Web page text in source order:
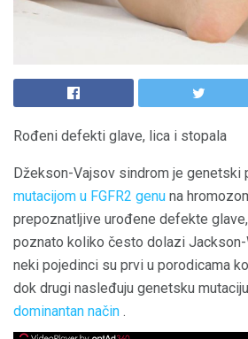
Rođeni defekti glave, lica i stopala
Džekson-Vajsov sindrom je genetski
mutacijom u FGFR2 genu na
prepoznatljive urođene defekte
poznato koliko često dolazi
neki pojedinci su prvi u porodicama
dok drugi nasleđuju genetsku
dominantan način .